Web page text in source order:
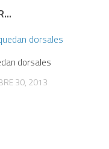
dorsales
30, 2013